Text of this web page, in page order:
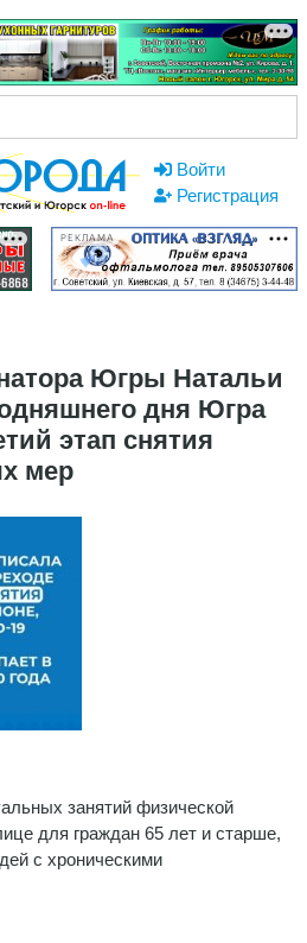
Войти
Регистрация
РЕКЛАМА
Югры Натальи
дня Югра
этап снятия
мер
занятий физической
для граждан 65 лет и старше,
с хроническими